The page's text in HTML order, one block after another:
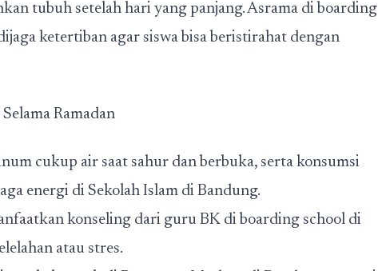
tubuh setelah hari yang panjang. Asrama di boarding
ketertiban agar siswa bisa beristirahat dengan
Ramadan
cukup air saat sahur dan berbuka, serta konsumsi
energi di Sekolah Islam di Bandung.
konseling dari guru BK di boarding school di
atau stres.